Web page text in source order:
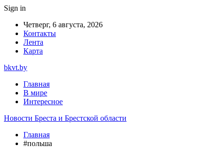
Sign in
Четверг, 6 августа, 2026
Контакты
Лента
Карта
bkvt.by
Главная
В мире
Интересное
Новости Бреста и Брестской области
Главная
#польша